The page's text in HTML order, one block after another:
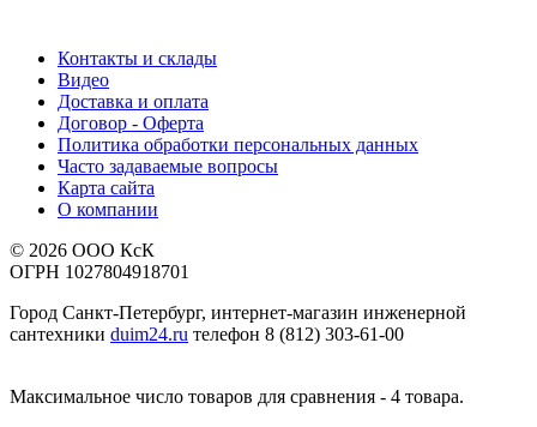
Контакты и склады
Видео
Доставка и оплата
Договор - Оферта
Политика обработки персональных данных
Часто задаваемые вопросы
Карта сайта
О компании
© 2026 ООО КсК
ОГРН 1027804918701
Город Санкт-Петербург, интернет-магазин инженерной
сантехники duim24.ru телефон 8 (812) 303-61-00
Максимальное число товаров для сравнения - 4 товара.